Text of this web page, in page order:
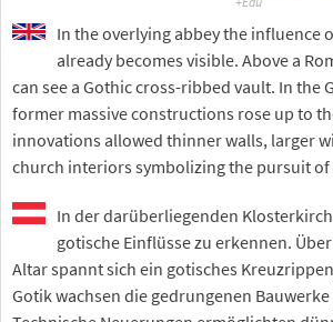
In the overlying abbey the influence
already becomes visible. Above a
can see a Gothic cross-ribbed vault. In the
former massive constructions rose up to
innovations allowed thinner walls, larger
church interiors symbolizing the pursuit of
In der darüberliegenden
gotische Einflüsse zu erkennen.
Altar spannt sich ein gotisches
Gotik wachsen die gedrungenen